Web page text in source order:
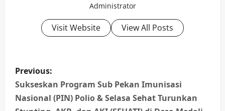
Administrator
Visit Website View All Posts
P
o
Previous:
Sukseskan Program Sub Pekan Imunisasi
Nasional (PIN) Polio & Selasa Sehat Turunkan